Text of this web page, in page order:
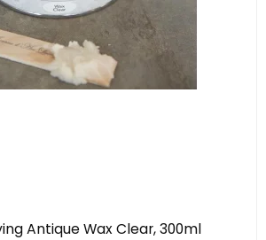
Antique Wax Clear, 300ml